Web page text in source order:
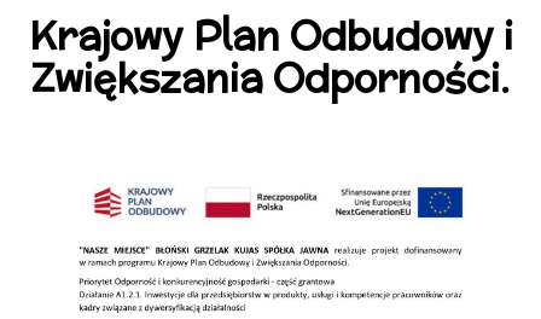
Krajowy Plan Odbudowy i
Zwiększania Odporności.